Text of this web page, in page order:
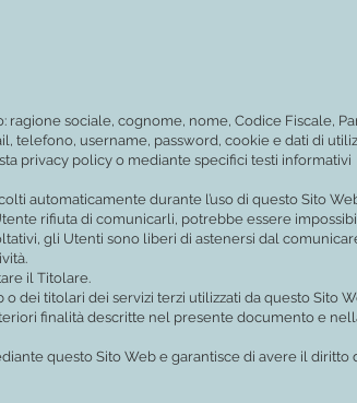
ragione sociale, cognome, nome, Codice Fiscale,
telefono, username, password, cookie e dati di
privacy policy o mediante specifici testi informativi
automaticamente durante l’uso di questo Sito
rifiuta di comunicarli, potrebbe essere
gli Utenti sono liberi di astenersi dal
il Titolare.
dei titolari dei servizi terzi utilizzati da questo Sito
finalità descritte nel presente documento e
questo Sito Web e garantisce di avere il diritto